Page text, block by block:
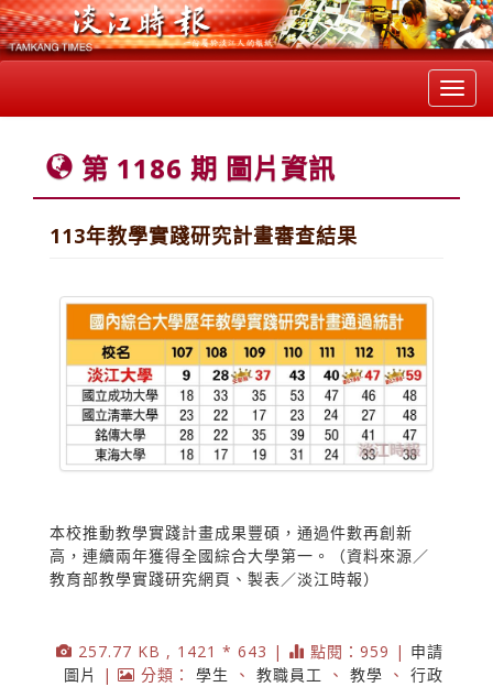
第 1186 期 圖片資訊
113年教學實踐研究計畫審查結果
本校推動教學實踐計畫成果豐碩，通過件數再創新
高，連續兩年獲得全國綜合大學第一。（資料來源／
教育部教學實踐研究網頁、製表／淡江時報）
257.77 KB , 1421 * 643 | 點閱：959 | 申請
圖片
| 分類： 學生 、 教職員工 、 教學 、 行政